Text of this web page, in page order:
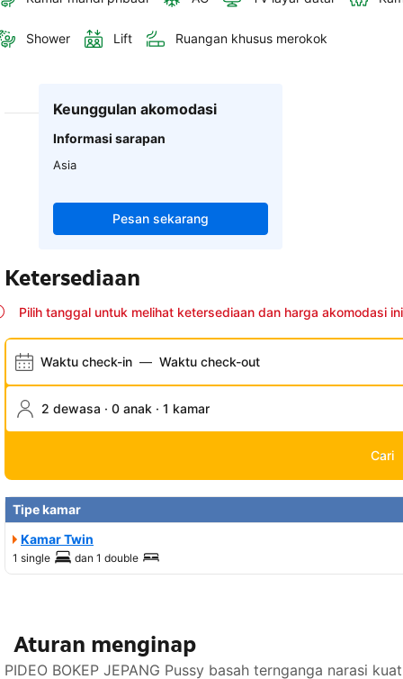
Shower Lift Ruangan khusus merokok
Keunggulan akomodasi
Informasi sarapan
Asia
Pesan sekarang
Ketersediaan
Pilih tanggal untuk melihat ketersediaan dan harga akomodasi ini
Waktu check-in — Waktu check-out
2 dewasa · 0 anak · 1 kamar
Cari
Tipe kamar
Kamar Twin
1 single dan 1 double
Aturan menginap
PIDEO BOKEP JEPANG Pussy basah ternganga narasi